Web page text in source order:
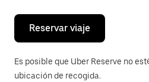
cerrar
calendario.
Reservar viaje
Es posible que Uber Reserve no
ubicación de recogida.